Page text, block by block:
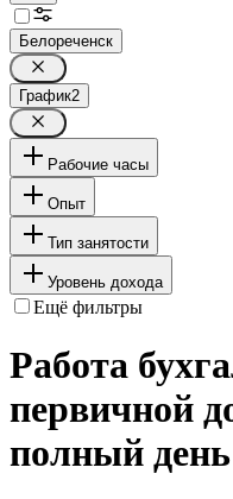
Белореченск
График2
Рабочие часы
Опыт
Тип занятости
Уровень дохода
Ещё фильтры
Работа
первичной
полный